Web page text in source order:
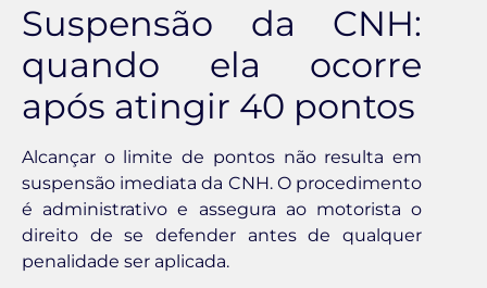
Suspensão da CNH:
quando ela ocorre
após atingir 40 pontos
Alcançar o limite de pontos não resulta em
suspensão imediata da CNH. O procedimento
é administrativo e assegura ao motorista o
direito de se defender antes de qualquer
penalidade ser aplicada.